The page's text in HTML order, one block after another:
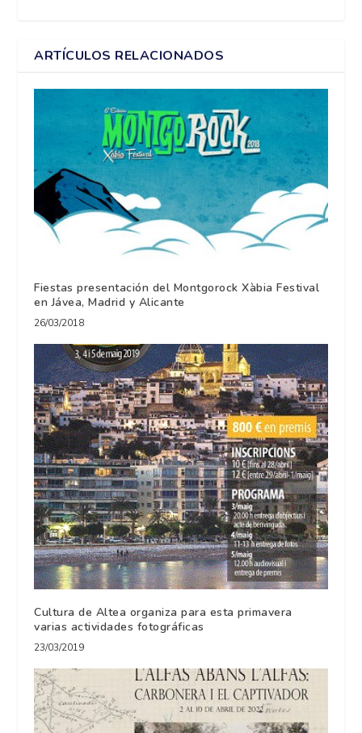
ARTÍCULOS RELACIONADOS
Fiestas presentación del Montgorock Xàbia Festival
en Jávea, Madrid y Alicante
26/03/2018
Cultura de Altea organiza para esta primavera
varias actividades fotográficas
23/03/2019